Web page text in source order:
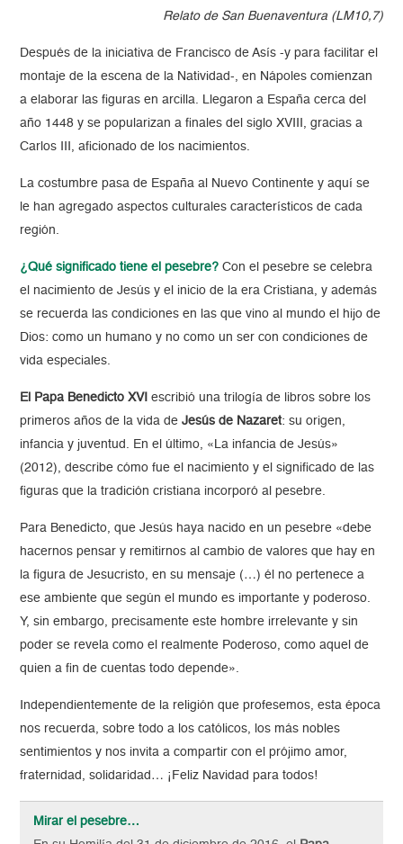
Relato de San Buenaventura (LM10,7)
Después de la iniciativa de Francisco de Asís -y para facilitar el
montaje de la escena de la Natividad-, en Nápoles comienzan
a elaborar las figuras en arcilla. Llegaron a España cerca del
año 1448 y se popularizan a finales del siglo XVIII, gracias a
Carlos III, aficionado de los nacimientos.
La costumbre pasa de España al Nuevo Continente y aquí se
le han agregado aspectos culturales característicos de cada
región.
¿Qué significado tiene el pesebre? Con el pesebre se celebra
el nacimiento de Jesús y el inicio de la era Cristiana, y además
se recuerda las condiciones en las que vino al mundo el hijo de
Dios: como un humano y no como un ser con condiciones de
vida especiales.
El Papa Benedicto XVI escribió una trilogía de libros sobre los
primeros años de la vida deJesús de Nazaret:​ su origen,
infancia y juventud. En el último, «La infancia de Jesús»
(2012), describe cómo fue el nacimiento y el significado de las
figuras que la tradición cristiana incorporó al pesebre.
Para Benedicto, que Jesús haya nacido en un pesebre «debe
hacernos pensar y remitirnos al cambio de valores que hay en
la figura de Jesucristo, en su mensaje (…) él no pertenece a
ese ambiente que según el mundo es importante y poderoso.
Y, sin embargo, precisamente este hombre irrelevante y sin
poder se revela como el realmente Poderoso, como aquel de
quien a fin de cuentas todo depende».
Independientemente de la religión que profesemos, esta época
nos recuerda, sobre todo a los católicos, los más nobles
sentimientos y nos invita a compartir con el prójimo amor,
fraternidad, solidaridad… ¡Feliz Navidad para todos!
Mirar el pesebre…